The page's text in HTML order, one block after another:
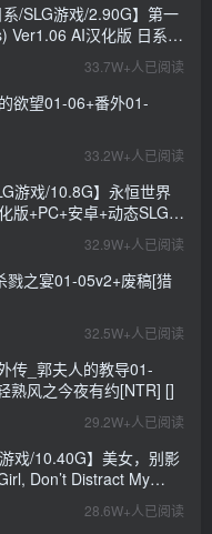
系/SLG游戏/2.90G】第一
Ver1.06 AI汉化版 日系
33.7W+人已阅读
欲望01-06+番外01-
33.2W+人已阅读
游戏/10.8G】永恒世界
版+PC+安卓+动态SLG游
32.9W+人已阅读
戮之宴01-05v2+废稿[猎
32.5W+人已阅读
传_郭夫人的教导01-
熟风之今夜有约[NTR] []
29.2W+人已阅读
戏/10.40G】美女，别影
Don’t Distract My
步兵版+日式SLG游戏
28.6W+人已阅读